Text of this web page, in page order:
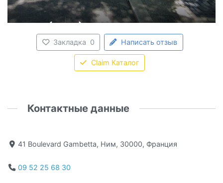
Закладка 0 Написать отзыв
Claim Каталог
Контактные данные
41 Boulevard Gambetta, Ним, 30000, Франция
09 52 25 68 30